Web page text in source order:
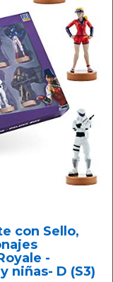
con Sello,
-
niñas- D (S3)